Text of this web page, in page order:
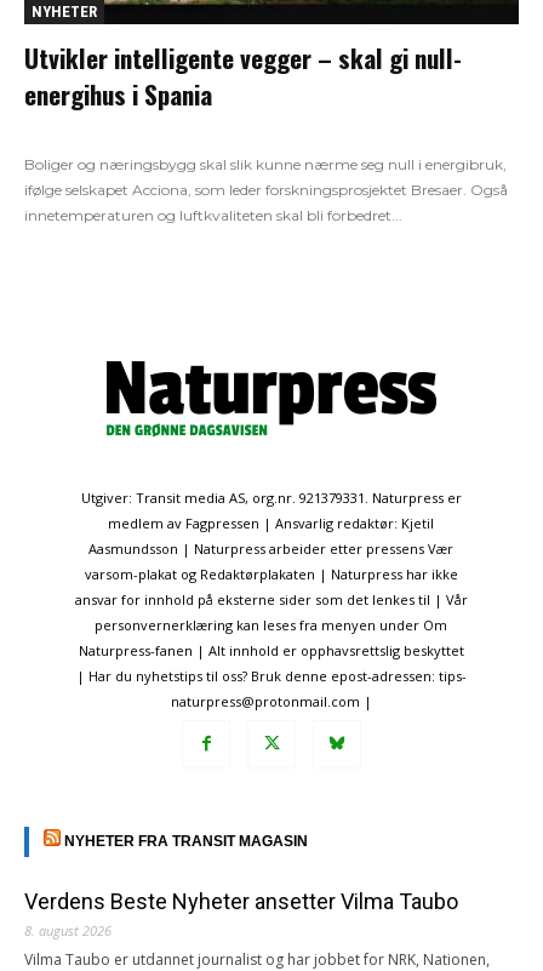
NYHETER
Utvikler intelligente vegger – skal gi null-
energihus i Spania
Boliger og næringsbygg skal slik kunne nærme seg null i energibruk,
ifølge selskapet Acciona, som leder forskningsprosjektet Bresaer. Også
innetemperaturen og luftkvaliteten skal bli forbedret...
Utgiver: Transit media AS, org.nr. 921379331. Naturpress er
medlem av Fagpressen | Ansvarlig redaktør: Kjetil
Aasmundsson | Naturpress arbeider etter pressens Vær
varsom-plakat og Redaktørplakaten | Naturpress har ikke
ansvar for innhold på eksterne sider som det lenkes til | Vår
personvernerklæring kan leses fra menyen under Om
Naturpress-fanen | Alt innhold er opphavsrettslig beskyttet
| Har du nyhetstips til oss? Bruk denne epost-adressen: tips-
naturpress@protonmail.com |
NYHETER FRA TRANSIT MAGASIN
Verdens Beste Nyheter ansetter Vilma Taubo
8. august 2026
Vilma Taubo er utdannet journalist og har jobbet for NRK, Nationen,